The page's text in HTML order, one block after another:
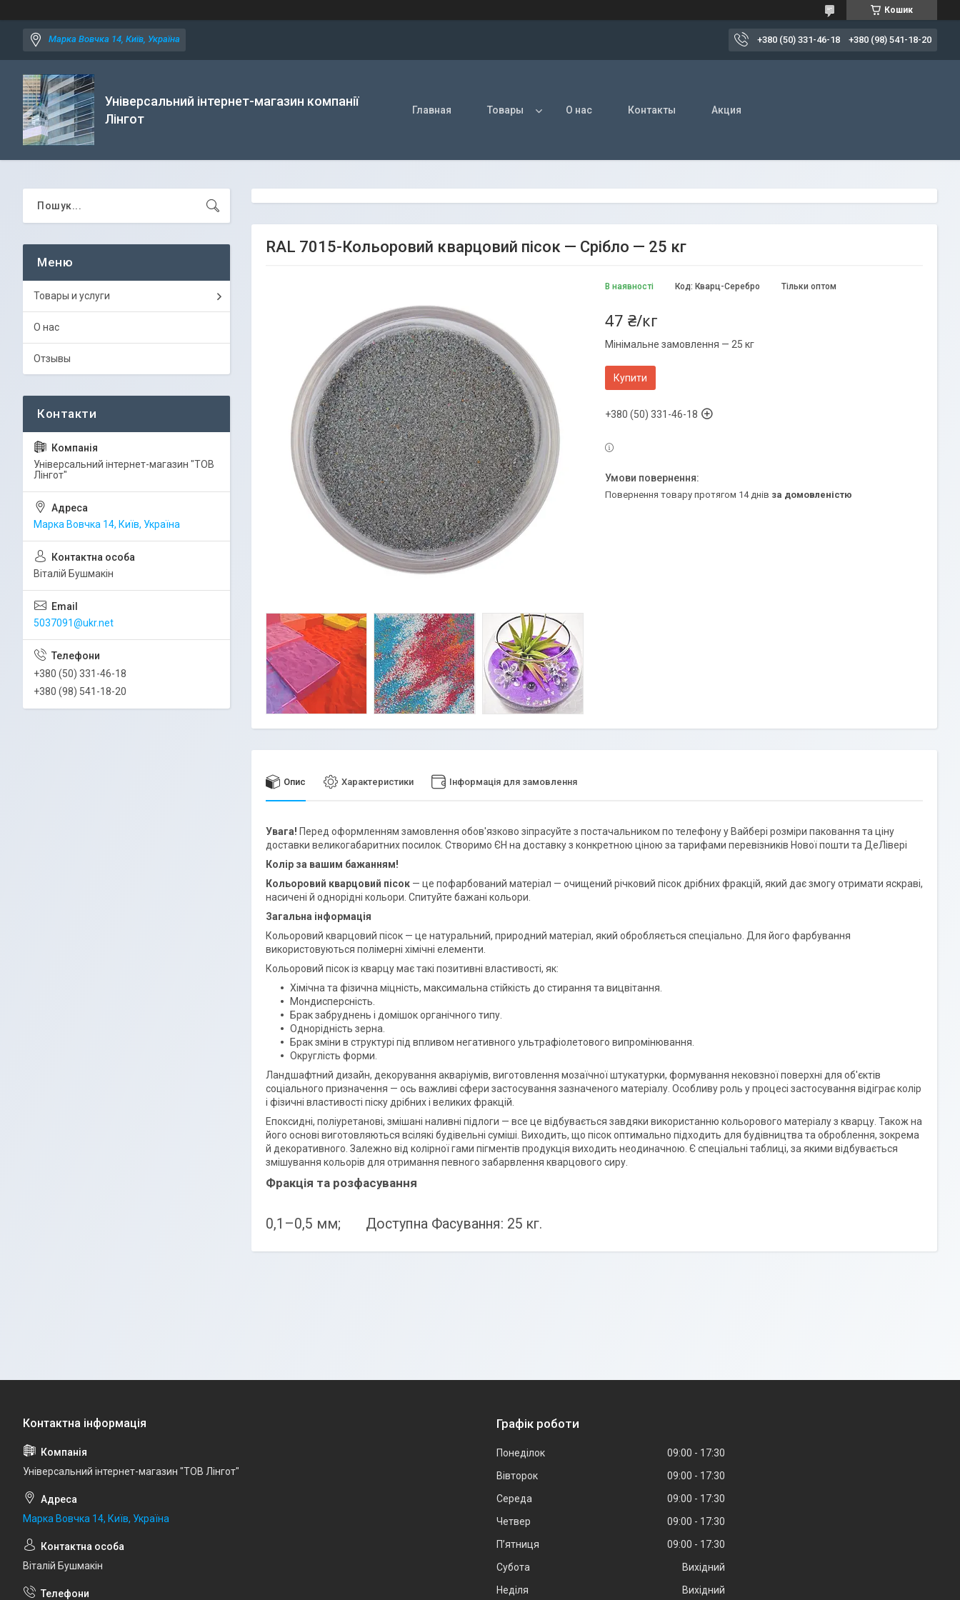
Кошик
Марка Вовчка 14, Київ, Україна +380 (50) 331-46-18 +380 (98) 541-18-20
Універсальний інтернет-магазин компанії
Лінгот
Главная Товары О нас Контакты Акция
RAL 7015-Кольоровий кварцовий пісок — Срібло — 25 кг
В наявності Тільки оптом
Код: Кварц-Серебро
47 ₴/кг
Мінімальне замовлення — 25 кг
Купити
+380 (50) 331-46-18
повернення товару протягом 14 днів за домовленістю
Опис Характеристики Інформація для замовлення
Увага! Перед оформленням замовлення обов'язково зіпрасуйте з постачальником по телефону у Вайбері розміри паковання та ціну
доставки великогабаритних посилок. Створимо ЄН на доставку з конкретною ціною за тарифами перевізників Нової пошти та ДеЛівері
Колір за вашим бажанням!
Кольоровий кварцовий пісок — це пофарбований матеріал — очищений річковий пісок дрібних фракцій, який дає змогу отримати яскраві,
насичені й однорідні кольори. Спитуйте бажані кольори.
Загальна інформація
Кольоровий кварцовий пісок — це натуральний, природний матеріал, який обробляється спеціально. Для його фарбування
використовуються полімерні хімічні елементи.
Кольоровий пісок із кварцу має такі позитивні властивості, як:
Хімічна та фізична міцність, максимальна стійкість до стирання та вицвітання.
Мондисперсність.
Брак забруднень і домішок органічного типу.
Однорідність зерна.
Брак зміни в структурі під впливом негативного ультрафіолетового випромінювання.
Округлість форми.
Ландшафтний дизайн, декорування акваріумів, виготовлення мозаїчної штукатурки, формування нековзної поверхні для об'єктів
соціального призначення — ось важливі сфери застосування зазначеного матеріалу. Особливу роль у процесі застосування відіграє колір
і фізичні властивості піску дрібних і великих фракцій.
Епоксидні, поліуретанові, змішані наливні підлоги — все це відбувається завдяки використанню кольорового матеріалу з кварцу. Також на
його основі виготовляються всілякі будівельні суміші. Виходить, що пісок оптимально підходить для будівництва та оброблення, зокрема
й декоративного. Залежно від колірної гами пігментів продукція виходить неодиначною. Є спеціальні таблиці, за якими відбувається
змішування кольорів для отримання певного забарвлення кварцового сиру.
Фракція та розфасування
0,1–0,5 мм; Доступна Фасування: 25 кг.
Товары и услуги
О нас
Отзывы
Універсальний інтернет-магазин "ТОВ
Лінгот"
Марка Вовчка 14, Київ, Україна
Віталій Бушмакін
5037091@ukr.net
+380 (50) 331-46-18
+380 (98) 541-18-20
Універсальний інтернет-магазин "ТОВ Лінгот"
Марка Вовчка 14, Київ, Україна
Віталій Бушмакін
Графік роботи
Понеділок 09:00
17:30
Вівторок
09:00
17:30
Середа
09:00
17:30
Четвер
09:00
17:30
Пʼятниця
09:00
17:30
Субота
Вихідний
Неділя
Вихідний